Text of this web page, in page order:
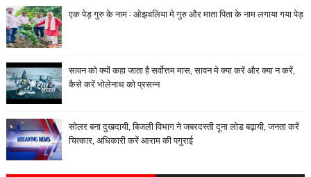
एक पेड़ गुरु के नाम : ओझवलिया मे गुरु और माता पिता के नाम लगाया गया पेड़
सावन को क्यों कहा जाता है सर्वोत्तम मास, सावन मे क्या करें और क्या न करें,
कैसे करें भोलेनाथ को प्रसन्न
सोलर बना दुखदायी, बिजली विभाग ने जबरदस्ती दूना लोड बढ़ायी, जनता करें
चित्कार, अधिकारी करें आराम की पगुराई